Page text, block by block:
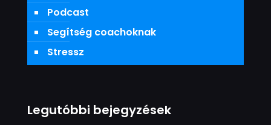
Podcast
Segítség coachoknak
Stressz
Legutóbbi bejegyzések